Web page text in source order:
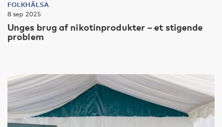
FOLKHÄLSA
8 sep 2025
Unges brug af nikotinprodukter – et stigende
problem